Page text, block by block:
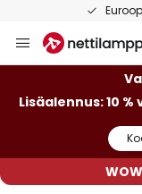
to
Lisäalennus: 10 %